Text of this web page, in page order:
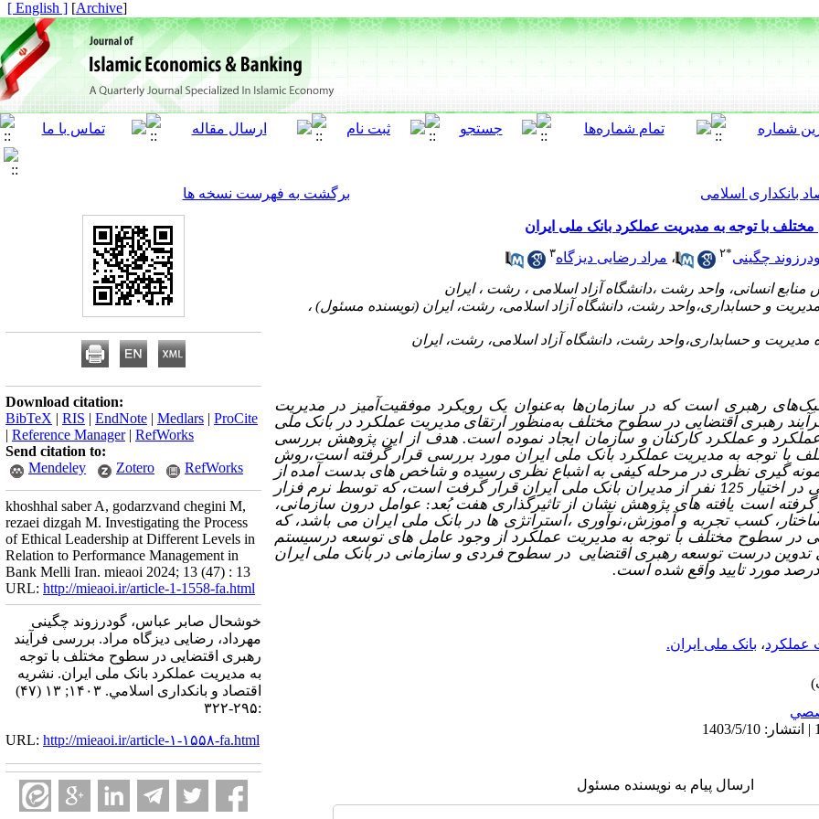
[
Archive
]
[ English ]
بانکداری اسلامی
برگشت به فهرست نسخه ها
با توجه به مدیریت عملکرد بانک ملی ایران
چگینی*۲ ، مراد رضایی دیزگاه۳
رهبری است که در سازمان‌ها به‌عنوان یک رویکرد موفقیت‌آمیز در مدیریت
رهبری اقتضایی در سطوح مختلف به‌منظور ارتقای مدیریت عملکرد در بانک ملی
و عملکرد کارکنان و سازمان ایجاد نموده است.هدف از این پژوهش بررسی
با توجه به مدیریت عملکرد بانک ملی ایران مورد بررسی قرار گرفته است،روش
گیری نظری در مرحله کیفی به اشباع نظری رسیده و شاخص های بدست آمده از
قرار گرفت است، که
توسط نرم فزار
گرفته است یافته های پژوهش نشان از تاثیرگذاری هفت بُعد: عوامل درون سازمانی،
کسب تجربه و آموزش،نوآوری ،استراتژی ها در بانک ملی ایران می باشد، که
در سطوح مختلف با توجه به مدیریت عملکرد از وجود عامل های توسعه درسیستم
تدوین درست توسعه رهبری اقتضایی در سطوح فردی و سازمانی در بانک ملی ایران
عملکرد، بانک ملی ایران.
ارسال پیام به نویسنده مسئول
Download citation:
BibTeX | RIS | EndNote | Medlars | ProCite
| Reference Manager| RefWorks
Send citation to:
Mendeley
Zotero RefWorks
khoshhal saber A, godarzvand chegini M,
rezaei dizgah M. Investigating the Process
of Ethical Leadership at Different Levels in
Relation to Performance Management in
Bank Melli Iran. mieaoi 2024; 13 (47) : 13
URL: http://mieaoi.ir/article-1-1558-fa.html
خوشحال صابر عباس، گودرزوند چگینی
مهرداد، رضایی دیزگاه مراد. بررسی فرآیند
رهبری اقتضایی در سطوح مختلف با توجه
به مدیریت عملکرد بانک ملی ایران. نشریه
اقتصاد و بانکداری اسلامي. ۱۴۰۳; ۱۳ (۴۷)
:۲۹۵-۳۲۲
URL: http://mieaoi.ir/article-۱-۱۵۵۸-fa.html